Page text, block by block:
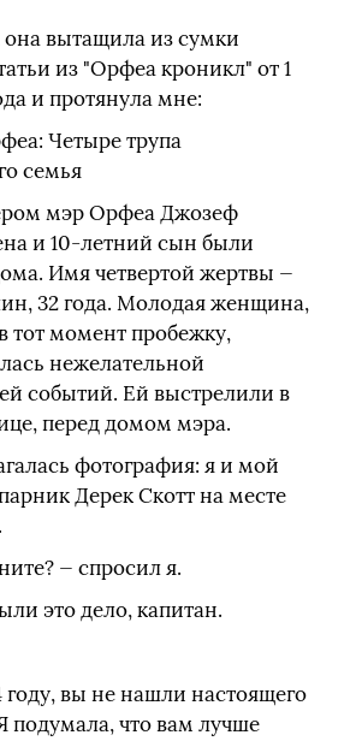
она вытащила из сумки
из "Орфеа кроникл" от 1
и протянула мне:
Четыре трупа
семья
мэр Орфеа Джозеф
и 10-летний сын были
Имя четвертой жертвы —
32 года. Молодая женщина,
тот момент пробежку,
нежелательной
событий. Ей выстрелили в
перед домом мэра.
фотография: я и мой
Дерек Скотт на месте
— спросил я.
это дело, капитан.
году, вы не нашли настоящего
подумала, что вам лучше